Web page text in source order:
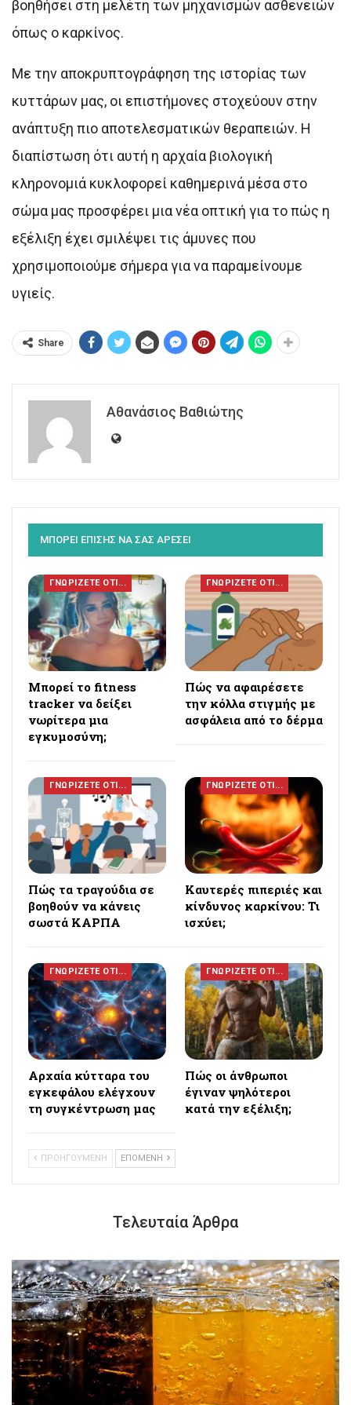
βοηθήσει στη μελέτη των μηχανισμών ασθενειών
όπως ο καρκίνος.
Με την αποκρυπτογράφηση της ιστορίας των
κυττάρων μας, οι επιστήμονες στοχεύουν στην
ανάπτυξη πιο αποτελεσματικών θεραπειών. Η
διαπίστωση ότι αυτή η αρχαία βιολογική
κληρονομιά κυκλοφορεί καθημερινά μέσα στο
σώμα μας προσφέρει μια νέα οπτική για το πώς η
εξέλιξη έχει σμιλέψει τις άμυνες που
χρησιμοποιούμε σήμερα για να παραμείνουμε
υγιείς.
Share
Αθανάσιος Βαθιώτης
ΜΠΟΡΕΙ ΕΠΙΣΗΣ ΝΑ ΣΑΣ ΑΡΕΣΕΙ
ΓΝΩΡΙΖΕΤΕ ΟΤΙ...
Μπορεί το fitness
tracker να δείξει
νωρίτερα μια
εγκυμοσύνη;
ΓΝΩΡΙΖΕΤΕ ΟΤΙ...
Πώς να αφαιρέσετε
την κόλλα στιγμής με
ασφάλεια από το δέρμα
ΓΝΩΡΙΖΕΤΕ ΟΤΙ...
Πώς τα τραγούδια σε
βοηθούν να κάνεις
σωστά ΚΑΡΠΑ
ΓΝΩΡΙΖΕΤΕ ΟΤΙ...
Καυτερές πιπεριές και
κίνδυνος καρκίνου: Τι
ισχύει;
ΓΝΩΡΙΖΕΤΕ ΟΤΙ...
Αρχαία κύτταρα του
εγκεφάλου ελέγχουν
τη συγκέντρωση μας
ΓΝΩΡΙΖΕΤΕ ΟΤΙ...
Πώς οι άνθρωποι
έγιναν ψηλότεροι
κατά την εξέλιξη;
ΠΡΟΗΓΟΥΜΕΝΗ ΕΠΟΜΕΝΗ
Τελευταία Άρθρα